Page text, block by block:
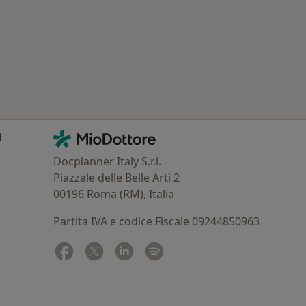
Contatti
MioDottore - Homepage
Docplanner Italy S.r.l.
Piazzale delle Belle Arti 2
00196 Roma (RM), Italia
Partita IVA e codice Fiscale 09244850963
Facebook
si apre in una nuova scheda
Twitter
si apre in una nuova scheda
Linkedin
si apre in una nuova scheda